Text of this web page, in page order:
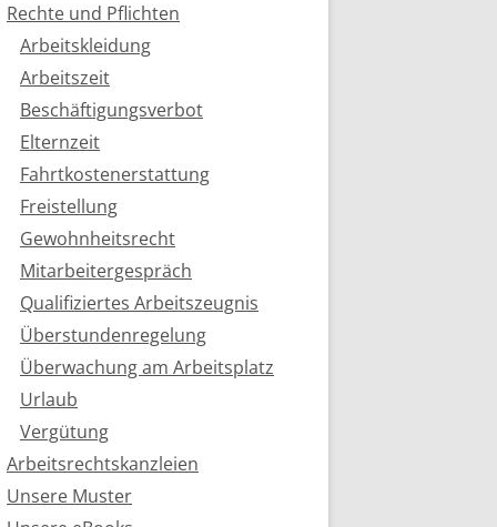
Rechte und Pflichten
Arbeitskleidung
Arbeitszeit
Beschäftigungsverbot
Elternzeit
Fahrtkostenerstattung
Freistellung
Gewohnheitsrecht
Mitarbeitergespräch
Qualifiziertes Arbeitszeugnis
Überstundenregelung
Überwachung am Arbeitsplatz
Urlaub
Vergütung
Arbeitsrechtskanzleien
Unsere Muster